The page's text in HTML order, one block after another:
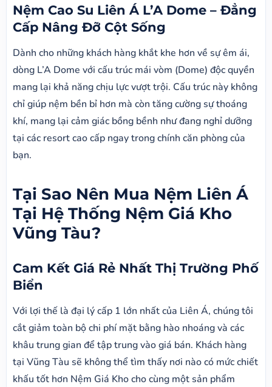
Nệm Cao Su Liên Á L’A Dome – Đẳng
Cấp Nâng Đỡ Cột Sống
Dành cho những khách hàng khắt khe hơn về sự êm ái,
dòng L’A Dome với cấu trúc mái vòm (Dome) độc quyền
mang lại khả năng chịu lực vượt trội. Cấu trúc này không
chỉ giúp nệm bền bỉ hơn mà còn tăng cường sự thoáng
khí, mang lại cảm giác bồng bềnh như đang nghỉ dưỡng
tại các resort cao cấp ngay trong chính căn phòng của
bạn.
Tại Sao Nên Mua Nệm Liên Á
Tại Hệ Thống Nệm Giá Kho
Vũng Tàu?
Cam Kết Giá Rẻ Nhất Thị Trường Phố
Biển
Với lợi thế là đại lý cấp 1 lớn nhất của Liên Á, chúng tôi
cắt giảm toàn bộ chi phí mặt bằng hào nhoáng và các
khâu trung gian để tập trung vào giá bán. Khách hàng
tại Vũng Tàu sẽ không thể tìm thấy nơi nào có mức chiết
khấu tốt hơn Nệm Giá Kho cho cùng một sản phẩm